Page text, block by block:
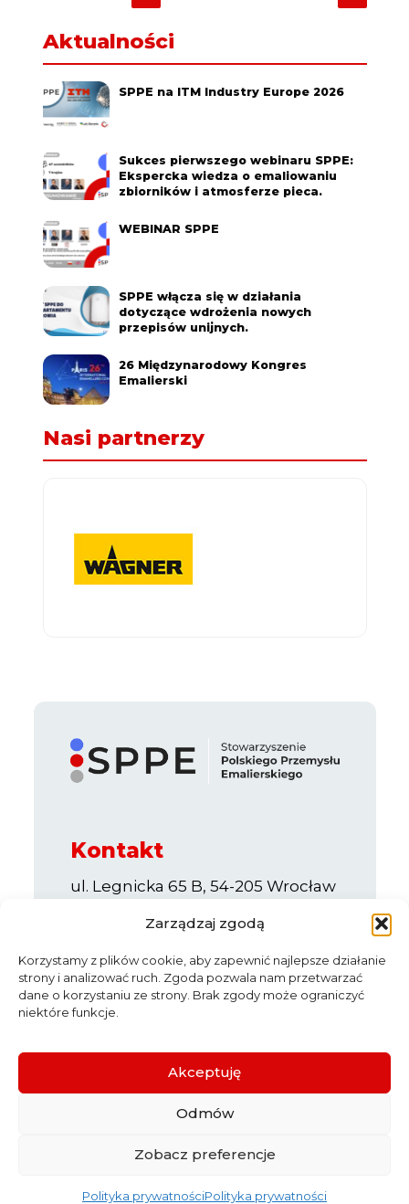
Zarządzaj zgodą
Korzystamy z plików cookie, aby zapewnić najlepsze działanie
strony i analizować ruch. Zgoda pozwala nam przetwarzać
dane o korzystaniu ze strony. Brak zgody może ograniczyć
niektóre funkcje.
Akceptuję
Odmów
Zobacz preferencje
Polityka prywatnościPolityka prywatności
Aktualności
SPPE na ITM Industry Europe 2026
Sukces pierwszego webinaru SPPE:
Ekspercka wiedza o emaliowaniu
zbiorników i atmosferze pieca.
WEBINAR SPPE
SPPE włącza się w działania
dotyczące wdrożenia nowych
przepisów unijnych.
26 Międzynarodowy Kongres
Emalierski
Nasi partnerzy
Kontakt
ul. Legnicka 65 B, 54-205 Wrocław
info@sppe.com.pl
Start
Partnerzy Katalog firm
Dołącz do nas Dla członków
Polskiego Przemysłu Emalierskiego. All